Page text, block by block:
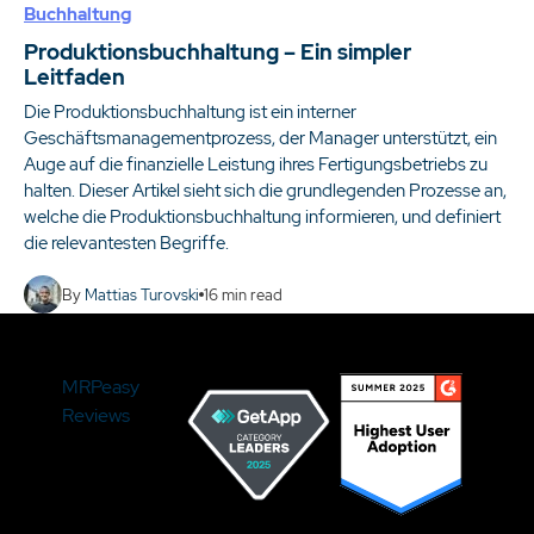
Buchhaltung
Produktionsbuchhaltung – Ein simpler
Leitfaden
Die Produktionsbuchhaltung ist ein interner
Geschäftsmanagementprozess, der Manager unterstützt, ein
Auge auf die finanzielle Leistung ihres Fertigungsbetriebs zu
halten. Dieser Artikel sieht sich die grundlegenden Prozesse an,
welche die Produktionsbuchhaltung informieren, und definiert
die relevantesten Begriffe.
By Mattias Turovski 16min read
MRPeasy
Reviews